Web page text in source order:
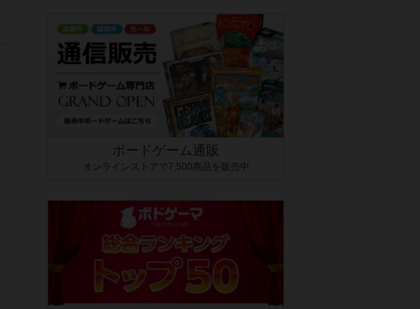
ボードゲーム通販
オンラインストアで7,500商品を販売中